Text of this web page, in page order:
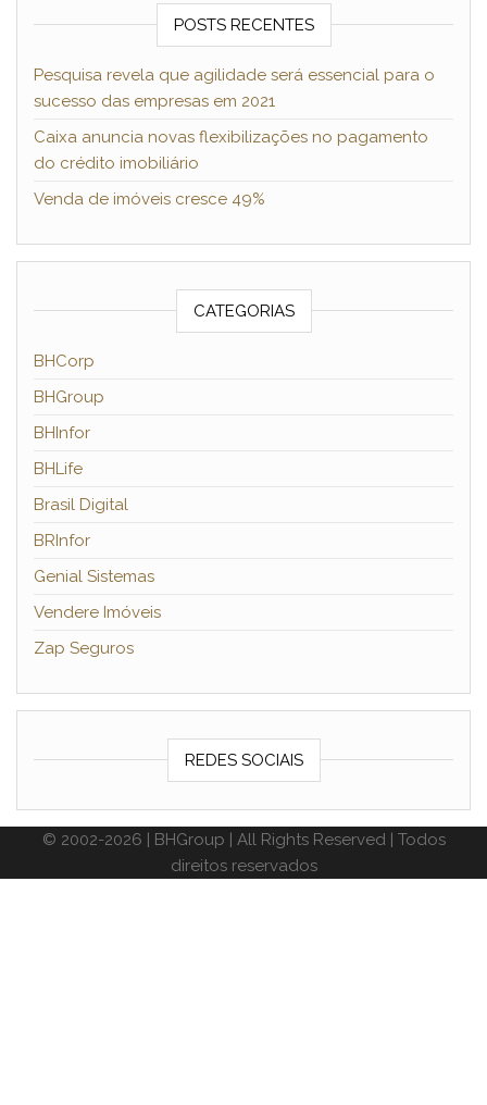
POSTS RECENTES
Pesquisa revela que agilidade será essencial para o
sucesso das empresas em 2021
Caixa anuncia novas flexibilizações no pagamento
do crédito imobiliário
Venda de imóveis cresce 49%
CATEGORIAS
BHCorp
BHGroup
BHInfor
BHLife
Brasil Digital
BRInfor
Genial Sistemas
Vendere Imóveis
Zap Seguros
REDES SOCIAIS
© 2002-2026 | BHGroup | All Rights Reserved | Todos
direitos reservados